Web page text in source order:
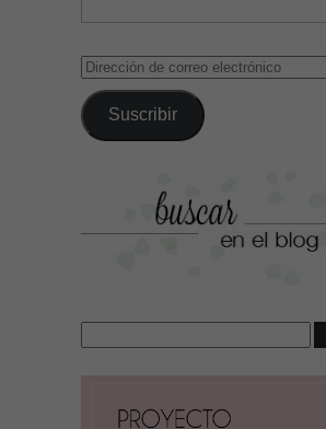
Dirección
correo
electrónico
Suscribir